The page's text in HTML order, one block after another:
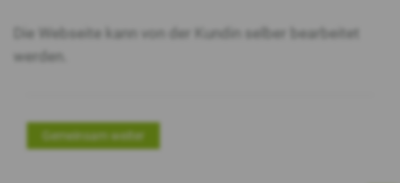
Die Webseite kann von der Kundin selber bearbeitet
werden.
Gemeinsam weiter